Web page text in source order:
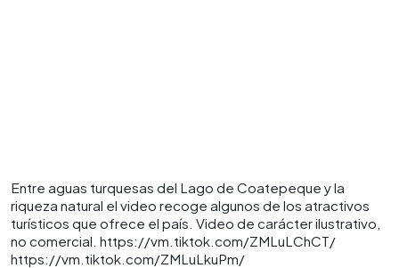
Entre aguas turquesas del Lago de Coatepeque y la
riqueza natural el video recoge algunos de los atractivos
turísticos que ofrece el país. Video de carácter ilustrativo,
no comercial. https://vm.tiktok.com/ZMLuLChCT/
https://vm.tiktok.com/ZMLuLkuPm/